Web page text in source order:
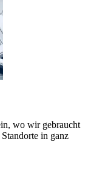
wo wir gebraucht
in ganz